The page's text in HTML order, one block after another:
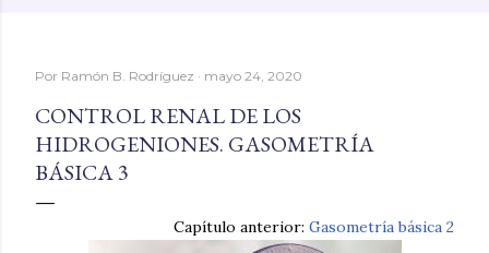
Por Ramón B. Rodríguez mayo 24, 2020
CONTROL RENAL DE LOS
HIDROGENIONES. GASOMETRÍA
BÁSICA 3
Capítulo anterior: Gasometría básica 2